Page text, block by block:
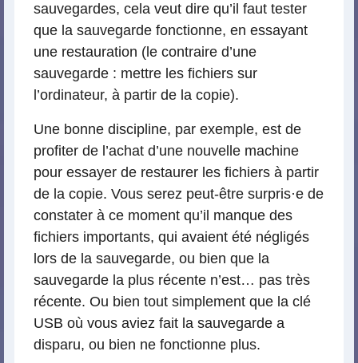
sauvegardes, cela veut dire qu’il faut tester
que la sauvegarde fonctionne, en essayant
une restauration (le contraire d’une
sauvegarde : mettre les fichiers sur
l’ordinateur, à partir de la copie).
Une bonne discipline, par exemple, est de
profiter de l’achat d’une nouvelle machine
pour essayer de restaurer les fichiers à partir
de la copie. Vous serez peut-être surpris·e de
constater à ce moment qu’il manque des
fichiers importants, qui avaient été négligés
lors de la sauvegarde, ou bien que la
sauvegarde la plus récente n’est… pas très
récente. Ou bien tout simplement que la clé
USB où vous aviez fait la sauvegarde a
disparu, ou bien ne fonctionne plus.